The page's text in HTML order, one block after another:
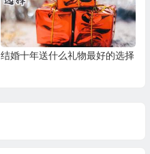
结婚十年送什么礼物最好的选择